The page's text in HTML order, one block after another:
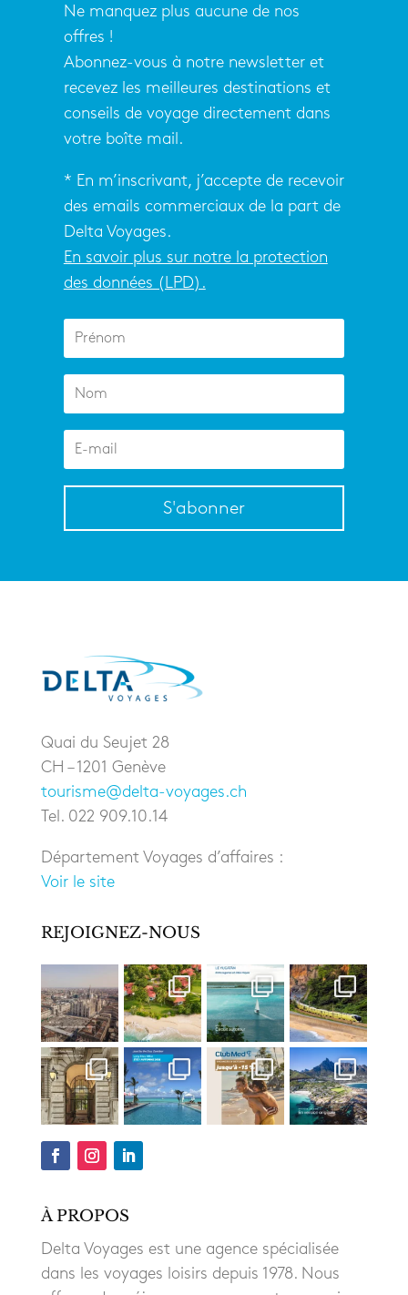
Ne manquez plus aucune de nos
offres !
Abonnez-vous à notre newsletter et
recevez les meilleures destinations et
conseils de voyage directement dans
votre boîte mail.
* En m’inscrivant, j’accepte de recevoir
des emails commerciaux de la part de
Delta Voyages.
En savoir plus sur notre la protection
des données (LPD).
S'abonner
Quai du Seujet 28
CH – 1201 Genève
tourisme@delta-voyages.ch
Tel. 022 909.10.14
Département Voyages d’affaires :
Voir le site
REJOIGNEZ-NOUS
À PROPOS
Delta Voyages est une agence spécialisée
dans les voyages loisirs depuis 1978. Nous